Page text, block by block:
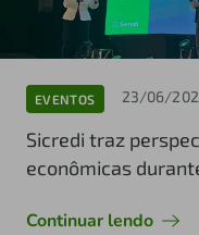
EVENTOS 23/06/
Sicredi traz
econômicas
Continuar lendo